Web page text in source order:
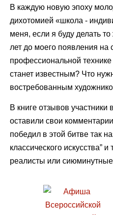
В каждую новую эпоху
дихотомией «школа -
меня, если я буду делать
лет до моего появления на
профессиональной
станет известным? Что
востребованным
В книге отзывов участники
оставили свои
победил в этой битве так
классического искусства”
реалисты или